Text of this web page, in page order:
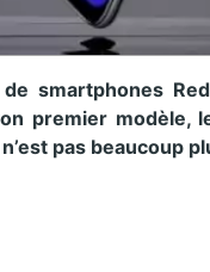
smartphones
premier modèle,
pas beaucoup